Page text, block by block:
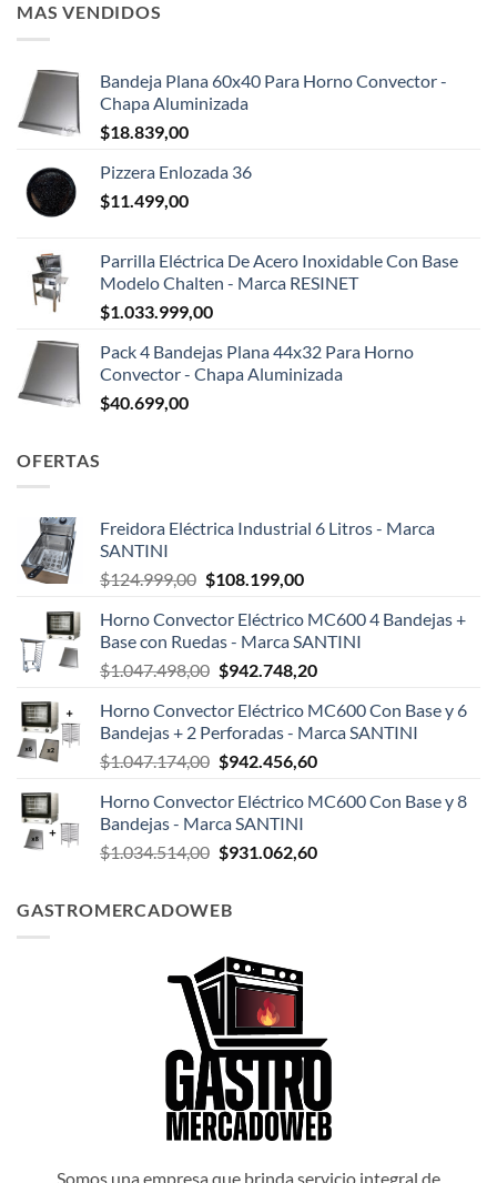
MAS VENDIDOS
Bandeja Plana 60x40 Para Horno Convector -
Chapa Aluminizada
$18.839,00
Pizzera Enlozada 36
$11.499,00
Parrilla Eléctrica De Acero Inoxidable Con Base
Modelo Chalten - Marca RESINET
$1.033.999,00
Pack 4 Bandejas Plana 44x32 Para Horno
Convector - Chapa Aluminizada
$40.699,00
OFERTAS
Freidora Eléctrica Industrial 6 Litros - Marca
SANTINI
$124.999,00 El
original
era:
$124.999,00.
$108.199,00El
actual
es:
$108.199,00.
Horno Convector Eléctrico MC600 4 Bandejas +
Base con Ruedas - Marca SANTINI
$1.047.498,00 El
original
era:
$1.047.498,00.
$942.748,20El
actual
es:
$942.748,20.
Horno Convector Eléctrico MC600 Con Base y 6
Bandejas + 2 Perforadas - Marca SANTINI
$1.047.174,00 El
original
era:
$1.047.174,00.
$942.456,60El
actual
$942.456,60.
Horno Convector Eléctrico MC600 Con Base y 8
Bandejas - Marca SANTINI
$1.034.514,00 El
era:
$931.062,60El
GASTROMERCADOWEB
Somos una empresa que brinda servicio integral de